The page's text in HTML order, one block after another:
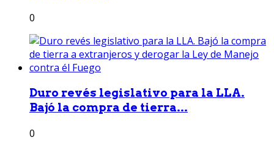
0
Duro revés legislativo para la LLA.
Bajó la compra de tierra...
0